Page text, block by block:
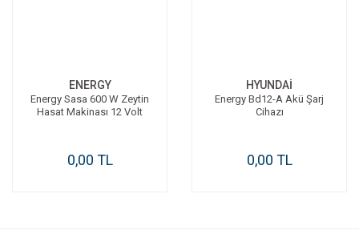
ENERGY
Energy Sasa 600 W Zeytin
Hasat Makinası 12 Volt
0,00 TL
HYUNDAİ
Energy Bd12-A Akü Şarj
Cihazı
0,00 TL